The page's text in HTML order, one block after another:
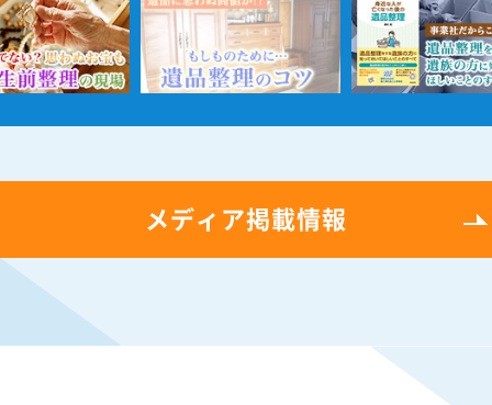
メディア掲載情報